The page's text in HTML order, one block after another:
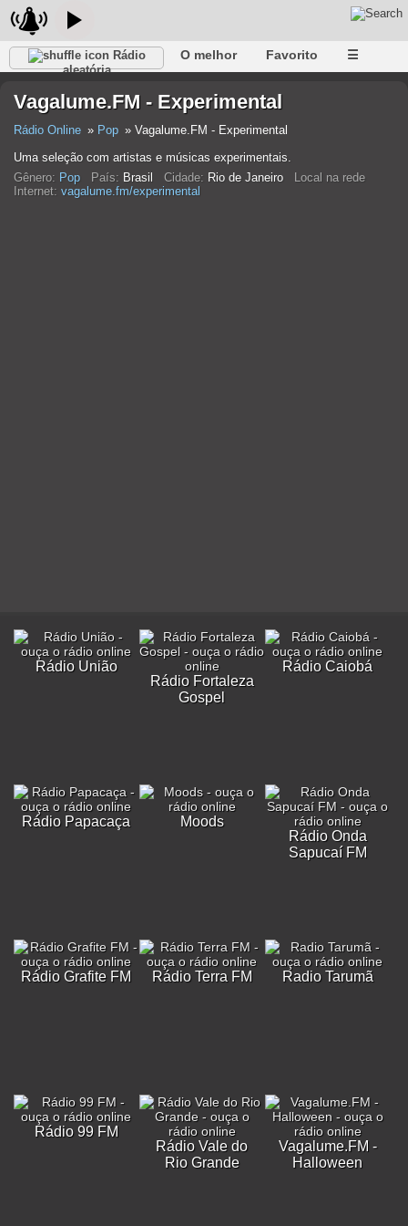
Rádio
aleatória
O melhor Favorito ☰
Vagalume.FM - Experimental
Rádio Online Pop
Vagalume.FM - Experimental
Uma seleção com artistas e músicas experimentais.
Gênero: Pop País: Brasil Cidade: Rio de Janeiro
Local na rede
Internet: vagalume.fm/experimental
Rádio União
Rádio Fortaleza
Gospel
Rádio Caiobá
Rádio Papacaça
Moods
Rádio Onda
Sapucaí FM
Rádio Grafite FM Rádio Terra FM Radio Tarumã
Rádio 99 FM
Rádio Vale do
Rio Grande
Vagalume.FM -
Halloween